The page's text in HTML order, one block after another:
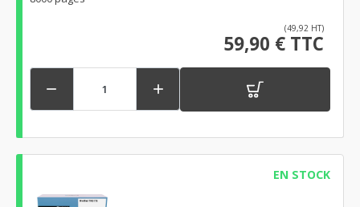
(49,92 HT)
59,90 € TTC
 
EN STOCK